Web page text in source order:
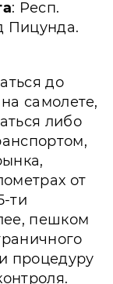
: Респ.
Пицунда.
до
самолете,
либо
от
ти
пешком
процедуру